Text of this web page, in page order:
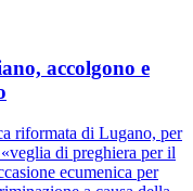
accolgono e
riformata di Lugano, per
di preghiera per il
ecumenica per